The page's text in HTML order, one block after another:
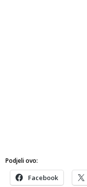
Podjeli ovo:
Facebook